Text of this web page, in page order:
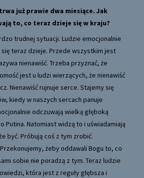
już prawie dwa miesiące. Jak
to, co teraz dzieje się w kraju?
trudnej sytuacji. Ludzie emocjonalnie
teraz dzieje. Przede wszystkim jest
nienawiść. Trzeba przyznać, że
jest u ludzi wierzących, że nienawiść
Nienawiść rujnuje serce. Stajemy się
kiedy w naszych sercach panuje
odczuwają wielką głęboką
Putina. Natomiast widzą to i uświadamiają
być. Próbują coś z tym zrobić.
żeby oddawali Bogu to, co
sobie nie poradzą z tym. Teraz ludzie
która jest z reguły głębsza i